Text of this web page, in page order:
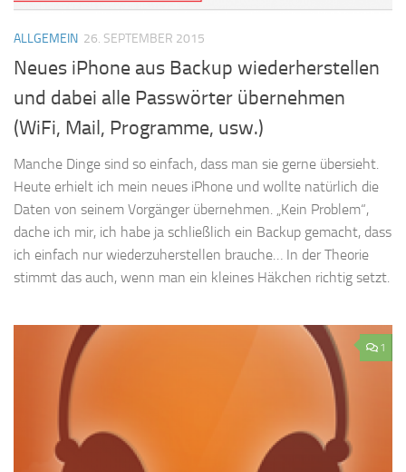
ALLGEMEIN 26. SEPTEMBER 2015
Neues iPhone aus Backup wiederherstellen
und dabei alle Passwörter übernehmen
(WiFi, Mail, Programme, usw.)
Manche Dinge sind so einfach, dass man sie gerne übersieht.
Heute erhielt ich mein neues iPhone und wollte natürlich die
Daten von seinem Vorgänger übernehmen. „Kein Problem“,
dache ich mir, ich habe ja schließlich ein Backup gemacht, dass
ich einfach nur wiederzuherstellen brauche… In der Theorie
stimmt das auch, wenn man ein kleines Häkchen richtig setzt.
1